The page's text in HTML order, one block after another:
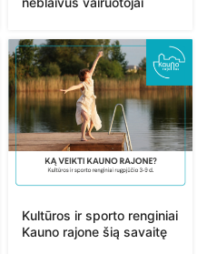
Kultūros ir sporto renginiai
Kauno rajone šią savaitę